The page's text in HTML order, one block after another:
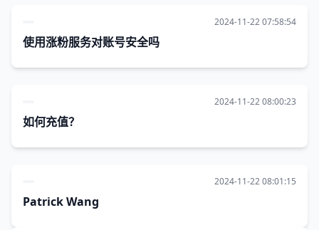
2024-11-22 07:58:54
使用涨粉服务对账号安全吗
2024-11-22 08:00:23
如何充值？
2024-11-22 08:01:15
Patrick Wang